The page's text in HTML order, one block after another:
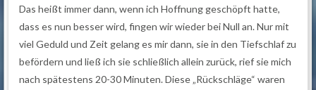
Das heißt immer dann, wenn ich Hoffnung geschöpft hatte,
dass es nun besser wird, fingen wir wieder bei Null an. Nur mit
viel Geduld und Zeit gelang es mir dann, sie in den Tiefschlaf zu
befördern und ließ ich sie schließlich allein zurück, rief sie mich
nach spätestens 20-30 Minuten. Diese „Rückschläge“ waren